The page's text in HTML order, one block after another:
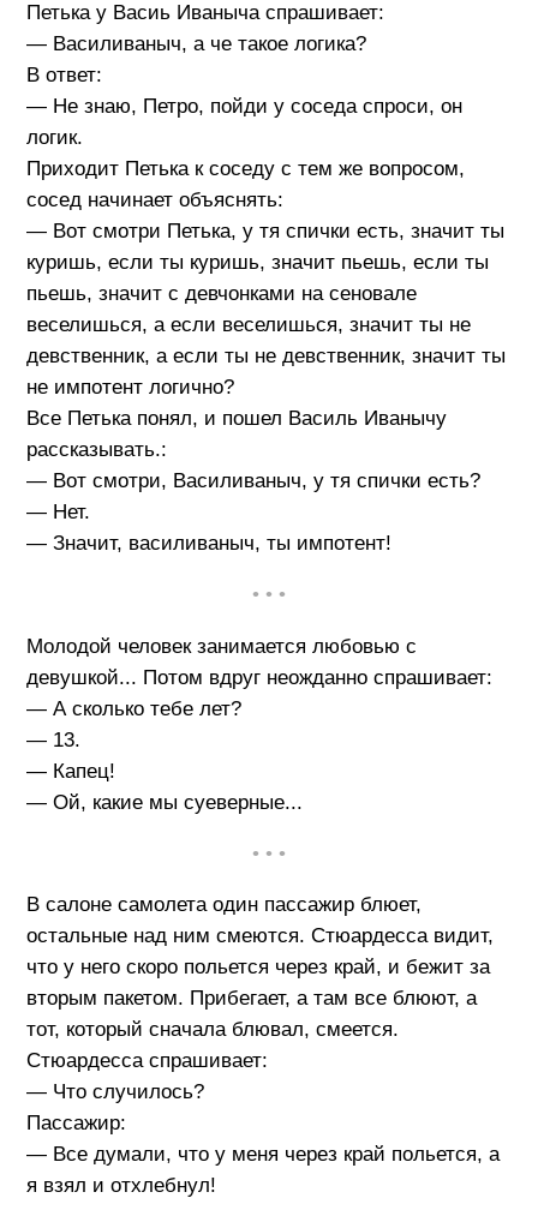
Петька у Васиь Иваныча спрашивает:
— Василиваныч, а че такое логика?
В ответ:
— Не знаю, Петро, пойди у соседа спроси, он
логик.
Приходит Петька к соседу с тем же вопросом,
сосед начинает объяснять:
— Вот смотри Петька, у тя спички есть, значит ты
куришь, если ты куришь, значит пьешь, если ты
пьешь, значит с девчонками на сеновале
веселишься, а если веселишься, значит ты не
девственник, а если ты не девственник, значит ты
не импотент логично?
Все Петька понял, и пошел Василь Иванычу
рассказывать.:
— Вот смотри, Василиваныч, у тя спички есть?
— Нет.
— Значит, василиваныч, ты импотент!
• • •
Молодой человек занимается любовью с
девушкой... Потом вдруг неожданно спрашивает:
— А сколько тебе лет?
— 13.
— Капец!
— Ой, какие мы суеверные...
• • •
В салоне самолета один пассажир блюет,
остальные над ним смеются. Стюардесса видит,
что у него скоро польется через край, и бежит за
вторым пакетом. Прибегает, а там все блюют, а
тот, который сначала блювал, смеется.
Стюардесса спрашивает:
— Что случилось?
Пассажир:
— Все думали, что у меня через край польется, а
я взял и отхлебнул!